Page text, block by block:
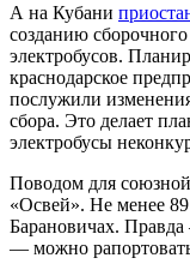
А на Кубани
созданию
электробусов.
краснодарское
послужили
сбора. Это делает
электробусы
Поводом для союзной
«Освей». Не менее
Барановичах.
— можно